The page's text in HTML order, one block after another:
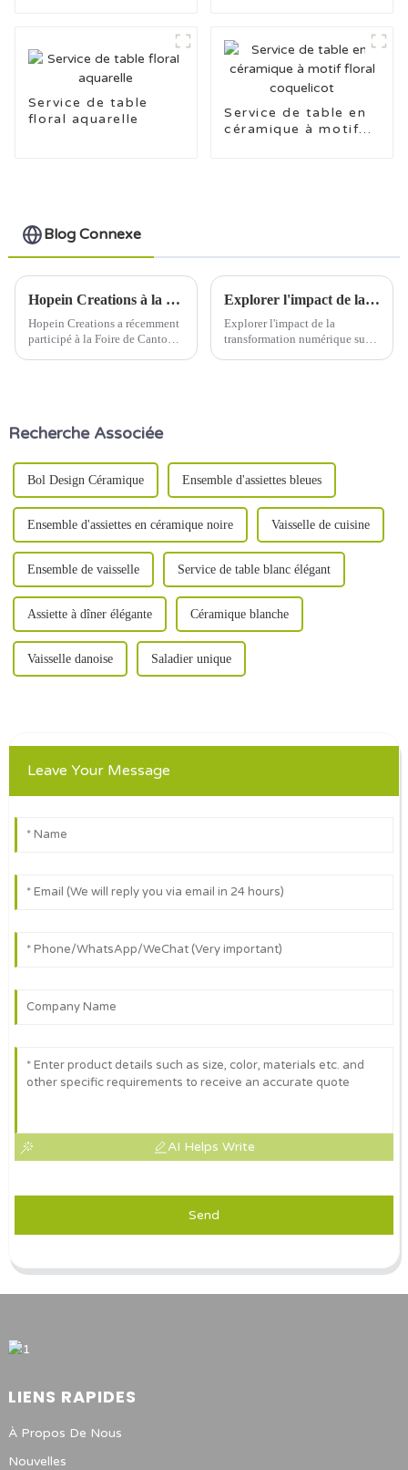
Service de table
floral aquarelle
Service de table en
céramique à motif
Blog Connexe
Hopein Creations à la Foire de Canton : présentation de vaisselle en céramique innovante aux acheteurs internationaux
Hopein Creations a récemment
participé à la Foire de Canton,
public mondial diversifié.
Explorer l'impact de la transformation numérique sur l'industrie de la céramique
Explorer l'impact de la
transformation numérique sur
Recherche Associée
Bol Design Céramique Ensemble d'assiettes bleues
Ensemble d'assiettes en céramique noire Vaisselle de cuisine
Ensemble de vaisselle Service de table blanc élégant
Assiette à dîner élégante Céramique blanche
Vaisselle danoise Saladier unique
Leave Your Message
AI Helps Write
Send
LIENS RAPIDES
À Propos De Nous
Nouvelles